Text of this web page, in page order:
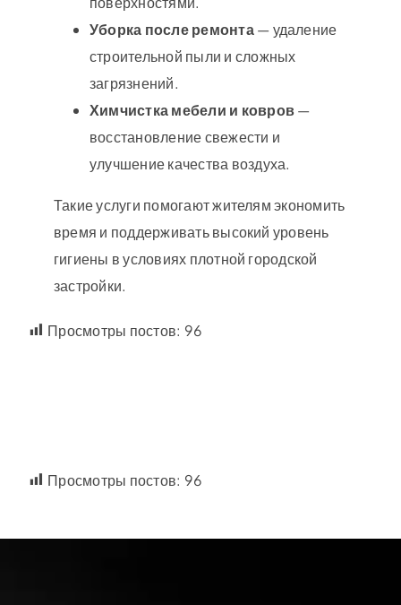
Уборка после ремонта— удаление
строительной пыли и сложных
загрязнений.
Химчистка мебели и ковров—
восстановление свежести и
улучшение качества воздуха.
Такие услуги помогают жителям экономить
время и поддерживать высокий уровень
гигиены в условиях плотной городской
застройки.
Просмотры постов: 96
Просмотры постов: 96